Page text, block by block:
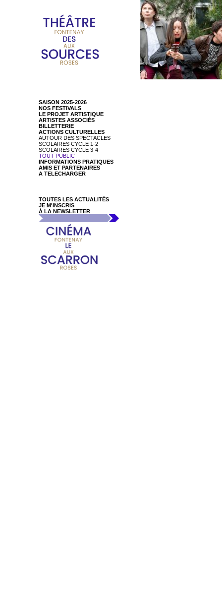
SAISON 2025-2026
NOS FESTIVALS
LE PROJET ARTISTIQUE
ARTISTES ASSOCIÉS
BILLETTERIE
ACTIONS CULTURELLES
AUTOUR DES SPECTACLES
SCOLAIRES CYCLE 1-2
SCOLAIRES CYCLE 3-4
TOUT PUBLIC
INFORMATIONS PRATIQUES
AMIS ET PARTENAIRES
A TELECHARGER
TOUTES LES ACTUALITÉS
JE M'INSCRIS
À LA NEWSLETTER